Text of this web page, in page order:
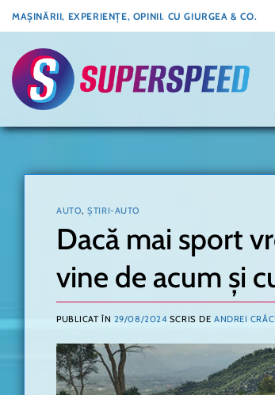
Skip
to
content
MAȘINĂRII, EXPERIENȚE, OPINII. CU GIURGEA & CO.
AUTO,ȘTIRI-AUTO
Dacă mai sport
vine de acum și
PUBLICAT ÎN 29/08/2024 SCRIS DE ANDREI